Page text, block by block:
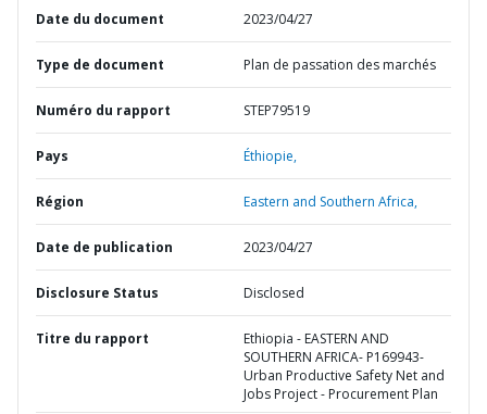
Date du document 2023/04/27
Type de document Plan de passation des marchés
Numéro du rapport STEP79519
Pays Éthiopie,
Région Eastern and Southern Africa,
Date de publication 2023/04/27
Disclosure Status Disclosed
Titre du rapport
Ethiopia - EASTERN AND
SOUTHERN AFRICA- P169943-
Urban Productive Safety Net and
Jobs Project - Procurement Plan